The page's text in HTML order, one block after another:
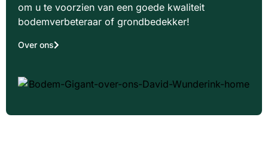
om u te voorzien van een goede kwaliteit
bodemverbeteraar of grondbedekker!
Over ons